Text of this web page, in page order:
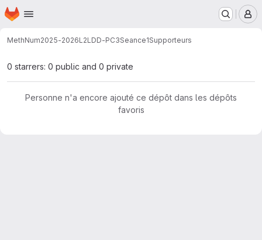
Passer au contenu principal
Page d'accueil
MethNum2025-2026L2LDD-PC3Seance1Supporteurs
0 starrers: 0 public and 0 private
Personne n'a encore ajouté ce dépôt dans les dépôts
favoris